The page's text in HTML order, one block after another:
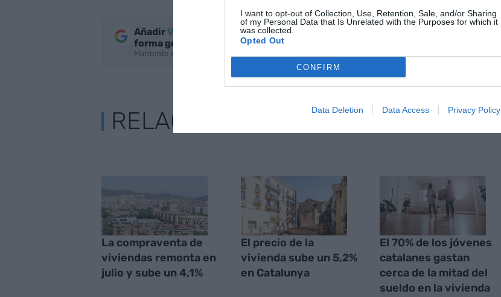
I want to opt-out of Collection, Use, Retention, Sale, and/or Sharing
of my Personal Data that Is Unrelated with the Purposes for which it
was collected.
Opted Out
CONFIRM
Data Deletion Data Access Privacy Policy
AñadirVIA Empresa
como fuente preferida de Google de
forma gratuita
Mantente informado con las últimas noticias de actualidad
RELACIONADAS
La compraventa de
viviendas remonta en
julio y sube un 4,1%
El precio de la
vivienda sube un 5,2%
en Catalunya
El 70% de los jóvenes
catalanes gastan
cerca de la mitad del
sueldo en la vivienda